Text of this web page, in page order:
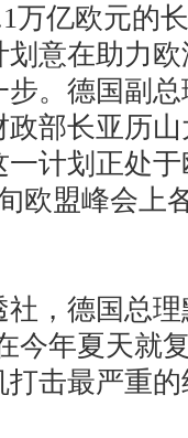
万亿欧元的
意在助力
。德国副
部长亚历
计划正处
欧盟峰会上
，德国总理
今年夏天就
击最严重